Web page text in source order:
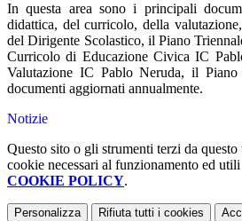
In questa area sono i principali
didattica, del curricolo, della
del Dirigente Scolastico, il Piano
Curricolo di Educazione Civica IC
Valutazione IC Pablo Neruda, il Piano
documenti aggiornati annualmente.
Notizie
Questo sito o gli strumenti terzi da
cookie necessari al funzionamento ed
COOKIE POLICY.
Personalizza Rifiuta tutti i cookies